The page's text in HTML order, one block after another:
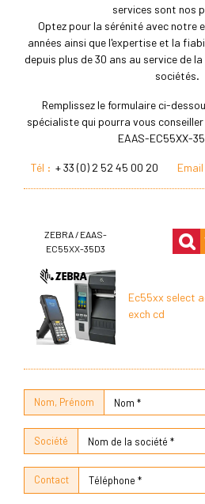
services sont nos
Optez pour la sérénité avec notre
années ainsi que l'expertise et la
depuis plus de 30 ans au service de
sociétés.
Remplissez le formulaire ci-
spécialiste qui pourra vous
EAAS-EC55XX-
Tél : + 33 (0) 2 52 45 00 20 Email
ZEBRA / EAAS-
EC55XX-35D3
Ec55xx select
exch cd
Nom, Prénom
Société
Contact